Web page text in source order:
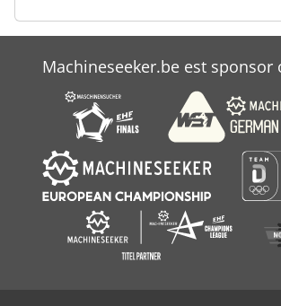
Machineseeker.be est sponsor